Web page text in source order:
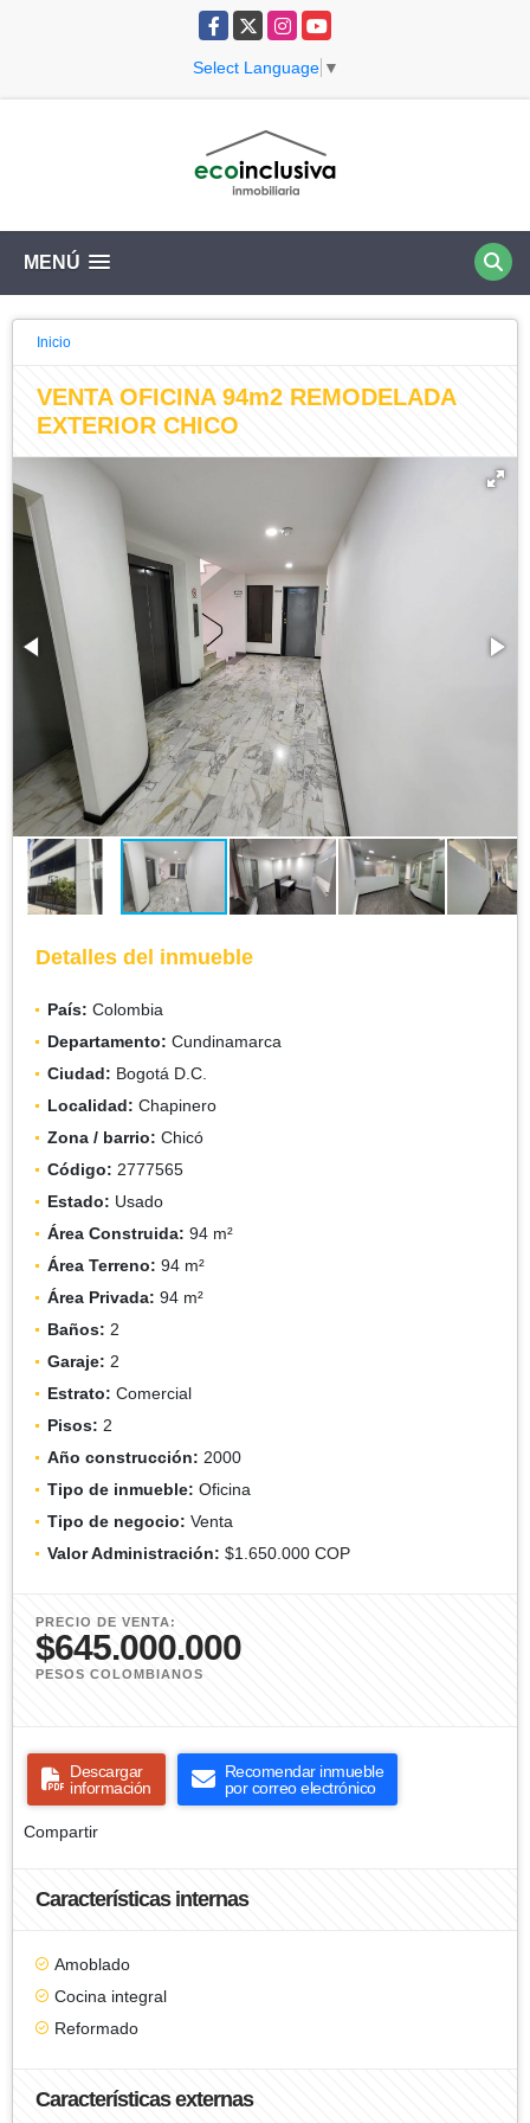
Facebook
X InstagramYouTube
Select Language ▼
MENÚ
Inicio
VENTA OFICINA 94m2 REMODELADA
EXTERIOR CHICO
Detalles del inmueble
País: Colombia
Departamento: Cundinamarca
Ciudad: Bogotá D.C.
Localidad: Chapinero
Zona / barrio: Chicó
Código: 2777565
Estado: Usado
Área Construida: 94 m²
Área Terreno: 94 m²
Área Privada: 94 m²
Baños: 2
Garaje: 2
Estrato: Comercial
Pisos: 2
Año construcción: 2000
Tipo de inmueble: Oficina
Tipo de negocio: Venta
Valor Administración: $1.650.000 COP
PRECIO DE VENTA:
$645.000.000
PESOS COLOMBIANOS
Descargar
información
Recomendar inmueble
por correo electrónico
Compartir
Características internas
Amoblado
Cocina integral
Reformado
Características externas